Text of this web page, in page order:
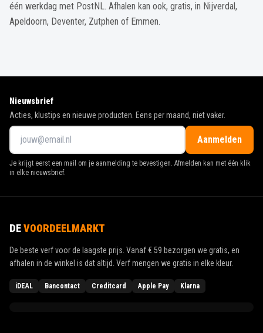
één werkdag met PostNL. Afhalen kan ook, gratis, in Nijverdal,
Apeldoorn, Deventer, Zutphen of Emmen.
Nieuwsbrief
Acties, klustips en nieuwe producten. Eens per maand, niet vaker.
Aanmelden
Je krijgt eerst een mail om je aanmelding te bevestigen. Afmelden kan met één klik
in elke nieuwsbrief.
DEVOORDEELMARKT
De beste verf voor de laagste prijs. Vanaf€ 59 bezorgen we gratis, en
afhalen in de winkel is dat altijd. Verf mengen we gratis in elke kleur.
iDEAL Bancontact Creditcard Apple Pay Klarna